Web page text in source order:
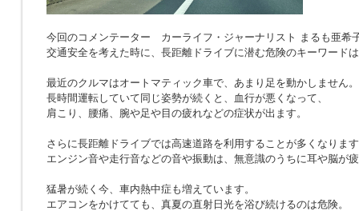
今回のコメンテーター カーライフ・ジャーナリスト まるも亜希
交通安全を考えた時に、長距離ドライブに潜む危険のキーワード
最近のクルマはオートマティック車で、あまり足を動かしません。
長時間運転していて同じ姿勢が続くと、血行が悪くなって、
肩こり、腰痛、腕や足や目の疲れなどの症状が出ます。
さらに長距離ドライブでは高速道路を利用することが多くなりま
エンジン音や走行音などの音や振動は、無意識のうちに耳や脳が
猛暑が続く今、車内熱中症も増えています。
エアコンをかけてても、真夏の直射日光を浴び続けるのは危険。